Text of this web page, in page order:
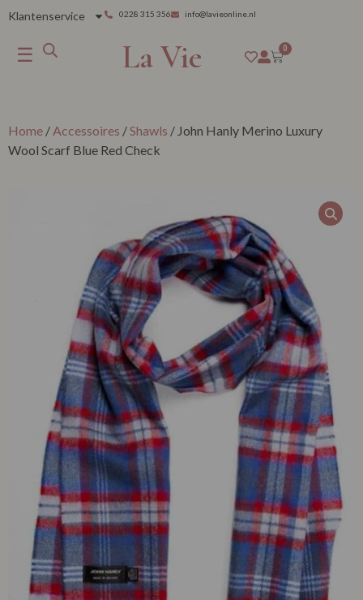
Klantenservice 0228 315 356 info@lavieonline.nl
☰ La Vie 0
Home / Accessoires /Shawls / John Hanly Merino Luxury
Wool Scarf Blue Red Check